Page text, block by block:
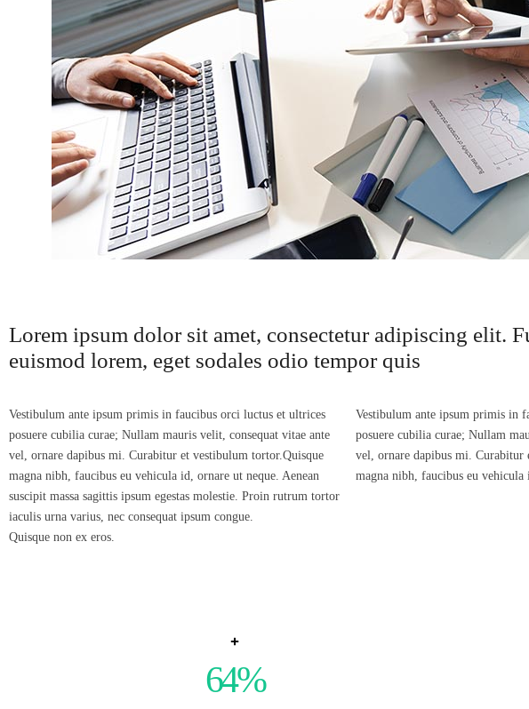
Lorem ipsum dolor sit amet, consectetur adipiscing elit.
euismod lorem, eget sodales odio tempor quis
Vestibulum ante ipsum primis in faucibus orci luctus et ultrices
posuere cubilia curae; Nullam mauris velit, consequat vitae ante
vel, ornare dapibus mi. Curabitur et vestibulum tortor.Quisque
magna nibh, faucibus eu vehicula id, ornare ut neque. Aenean
suscipit massa sagittis ipsum egestas molestie. Proin rutrum tortor
iaculis urna varius, nec consequat ipsum congue.
Quisque non ex eros.
Vestibulum ante ipsum primis in
posuere cubilia curae; Nullam
vel, ornare dapibus mi. Curabitur
magna nibh, faucibus eu vehicula
64%